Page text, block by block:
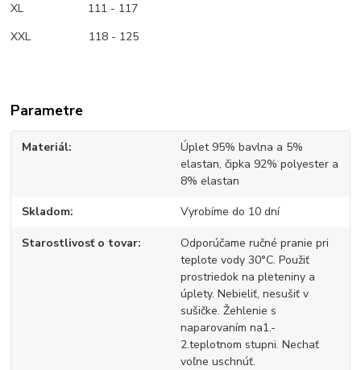
XL 111 - 117
XXL 118 - 125
Parametre
Materiál
Úplet 95% bavlna a 5%
elastan, čipka 92% polyester a
8% elastan
Skladom Vyrobíme do 10 dní
Starostlivosť o tovar
Odporúčame ručné pranie pri
teplote vody 30°C. Použiť
prostriedok na pleteniny a
úplety. Nebieliť, nesušiť v
sušičke. Žehlenie s
naparovaním na1.-
2.teplotnom stupni. Nechať
voľne uschnúť.